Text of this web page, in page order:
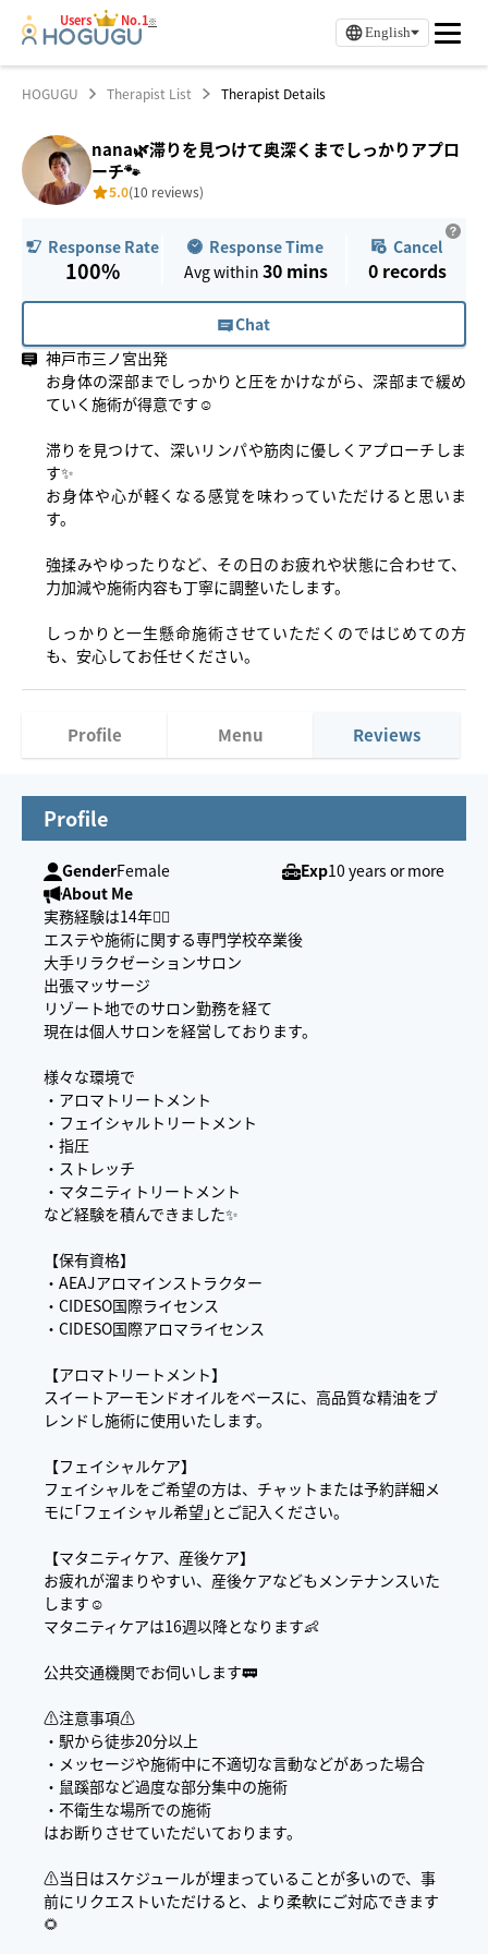
Users No.1※
English
HOGUGU Therapist List Therapist Details
nana🌿滞りを見つけて奥深くまでしっかりアプロ
ーチ🐾
5.0(10 reviews)
Response Rate
100%
Response Time
Avg within 30 mins
Cancel
0 records
Chat
神戸市三ノ宮出発
お身体の深部までしっかりと圧をかけながら、深部まで緩め
ていく施術が得意です☺️
滞りを見つけて、深いリンパや筋肉に優しくアプローチしま
す✨
お身体や心が軽くなる感覚を味わっていただけると思いま
す。
強揉みやゆったりなど、その日のお疲れや状態に合わせて、
力加減や施術内容も丁寧に調整いたします。
しっかりと一生懸命施術させていただくのではじめての方
も、安心してお任せください。
Profile Menu Reviews
Profile
GenderFemale Exp10 years or more
About Me
実務経験は14年💆‍♀️
エステや施術に関する専門学校卒業後
大手リラクゼーションサロン
出張マッサージ
リゾート地でのサロン勤務を経て
現在は個人サロンを経営しております。
様々な環境で
・アロマトリートメント
・フェイシャルトリートメント
・指圧
・ストレッチ
・マタニティトリートメント
など経験を積んできました✨
【保有資格】
・AEAJアロマインストラクター
・CIDESO国際ライセンス
・CIDESO国際アロマライセンス
【アロマトリートメント】
スイートアーモンドオイルをベースに、高品質な精油をブ
レンドし施術に使用いたします。
【フェイシャルケア】
フェイシャルをご希望の方は、チャットまたは予約詳細メ
モに｢フェイシャル希望｣とご記入ください。
【マタニティケア、産後ケア】
お疲れが溜まりやすい、産後ケアなどもメンテナンスいた
します☺️
マタニティケアは16週以降となります👶
公共交通機関でお伺いします🚃
⚠️注意事項⚠️
・駅から徒歩20分以上
・メッセージや施術中に不適切な言動などがあった場合
・鼠蹊部など過度な部分集中の施術
・不衛生な場所での施術
はお断りさせていただいております。
⚠️当日はスケジュールが埋まっていることが多いので、事
前にリクエストいただけると、より柔軟にご対応できます
🌻